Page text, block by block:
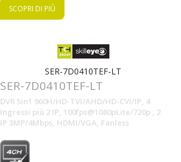
SCOPRI DI PIÙ
SER-7D0410TEF-LT
SER-7D0410TEF-LT
DVR 5in1 960H/HD-TVI/AHD/HD-CVI/IP, 4
Ingressi più 2 IP, 100fps@1080pLite/720p , 2
IP 3MP/4Mbps, HDMI/VGA, Fanless